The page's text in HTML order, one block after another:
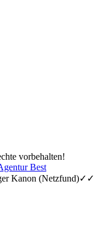
vorbehalten!
Best
Kanon (Netzfund)✓✓